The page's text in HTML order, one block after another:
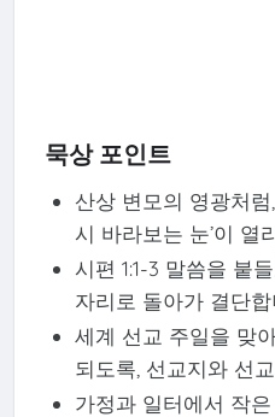
묵상 포인트
산상 변모의 영광처
시 바라보는 눈’이 열
시편 1:1-3 말씀을 붙
자리로 돌아가 결단합
세계 선교 주일을 맞
되도록, 선교지와 선
가정과 일터에서 작